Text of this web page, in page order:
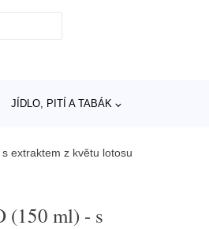
JÍDLO, PITÍ A TABÁK
extraktem z květu lotosu
(150 ml) - s